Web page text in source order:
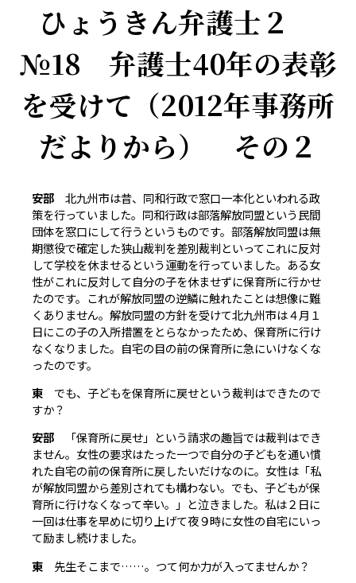
ひょうきん弁護士２
№18 弁護士40年の表彰
を受けて（2012年事務所
だよりから） その２
安部 北九州市は昔、同和行政で窓口一本化といわれる政
策を行っていました。同和行政は部落解放同盟という民間
団体を窓口にして行うというものです。部落解放同盟は無
期懲役で確定した狭山裁判を差別裁判といってこれに反対
して学校を休ませるという運動を行っていました。ある女
性がこれに反対して自分の子を休ませずに保育所に行かせ
たのです。これが解放同盟の逆鱗に触れたことは想像に難
くありません。解放同盟の方針を受けて北九州市は４月１
日にこの子の入所措置をとらなかったため、保育所に行け
なくなりました。自宅の目の前の保育所に急にいけなくな
ったのです。
東 でも、子どもを保育所に戻せという裁判はできたので
すか？
安部
「保育所に戻せ」という請求の趣旨では裁判はでき
ません。女性の要求はたった一つで自分の子どもを通い慣
れた自宅の前の保育所に戻したいだけなのに。女性は「私
が解放同盟から差別されても構わない。でも、子どもが保
育所に行けなくなって辛い。」と泣きました。私は２日に
一回は仕事を早めに切り上げて夜９時に女性の自宅にいっ
て励まし続けました。
東 先生そこまで……。つて何か力が入ってませんか？